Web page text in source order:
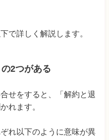
で詳しく解説します。
2つがある
せをすると、「解約と退
れます。
れ以下のように意味が異